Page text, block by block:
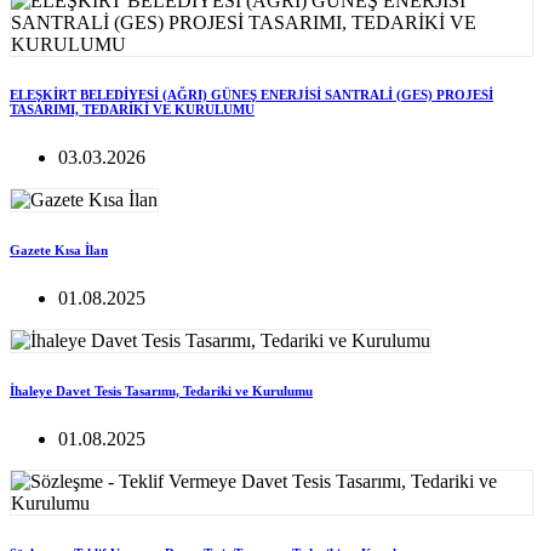
ELEŞKİRT BELEDİYESİ (AĞRI) GÜNEŞ ENERJİSİ SANTRALİ (GES) PROJESİ
TASARIMI, TEDARİKİ VE KURULUMU
03.03.2026
Gazete Kısa İlan
01.08.2025
İhaleye Davet Tesis Tasarımı, Tedariki ve Kurulumu
01.08.2025